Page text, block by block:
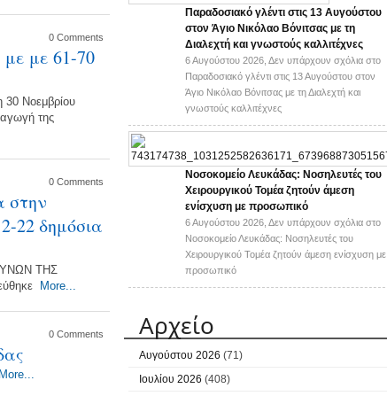
0 Comments
με 61-70
30 Νοεμβρίου
της
0 Comments
στην
22 δημόσια
ΤΗΣ
More...
0 Comments
More...
Παραδοσιακό γλέντι στις 13 Αυγούστου
στον Άγιο Νικόλαο Βόνιτσας με τη
Διαλεχτή και γνωστούς καλλιτέχνες
6 Αυγούστου 2026, Δεν υπάρχουν σχόλια στο
Παραδοσιακό γλέντι στις 13 Αυγούστου στον
Άγιο Νικόλαο Βόνιτσας με τη Διαλεχτή και
γνωστούς καλλιτέχνες
Νοσοκομείο Λευκάδας: Νοσηλευτές του
Χειρουργικού Τομέα ζητούν άμεση
ενίσχυση με προσωπικό
6 Αυγούστου 2026, Δεν υπάρχουν σχόλια στο
Νοσοκομείο Λευκάδας: Νοσηλευτές του
Χειρουργικού Τομέα ζητούν άμεση ενίσχυση με
προσωπικό
Αρχείο
Αυγούστου 2026 (71)
Ιουλίου 2026 (408)